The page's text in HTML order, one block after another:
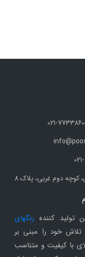
کوچه دوم غربی، پلاک 8
تولید کننده رنگهای
تلاش خود را مبنی بر
با کیفیت و متناسب